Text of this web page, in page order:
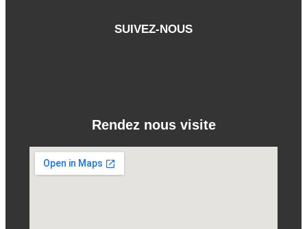
Rendez nous visite
SUIVEZ-NOUS